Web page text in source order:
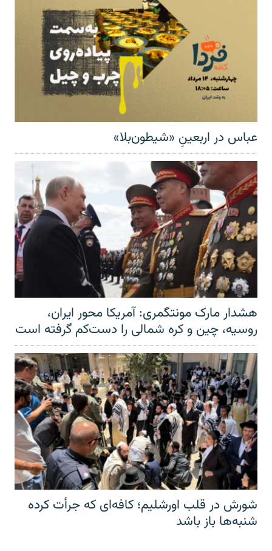
عباس در اربعینِ «شیطون‌بلا»
هشدار مارک مونتگمری: آمریکا محور ایران،
روسیه، چین و کره شمالی را دست‌کم گرفته است
شورش در قلب اورشلیم؛ کافه‌ای که جرأت کرده
شنبه‌ها باز باشد